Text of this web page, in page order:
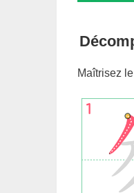
Maîtrisez